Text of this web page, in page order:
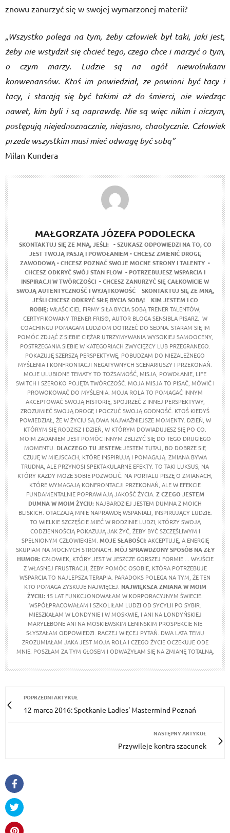
znowu zanurzyć się w swojej wymarzonej materii?
„Wszystko polega na tym, żeby człowiek był taki, jaki jest,
żeby nie wstydził się chcieć tego, czego chce i marzyć o tym,
o czym marzy. Ludzie są na ogół niewolnikami
konwenansów. Ktoś im powiedział, ze powinni być tacy i
tacy, i starają się być takimi aż do śmierci, nie wiedząc
nawet, kim byli i są naprawdę. Nie są więc nikim i niczym,
postępują niejednoznacznie, niejasno, chaotycznie. Człowiek
przede wszystkim musi mieć odwagę być sobą”
Milan Kundera
MAŁGORZATA JÓZEFA PODOLECKA
SKONTAKTUJ SIĘ ZE MNĄ, JEŚLI: - SZUKASZ ODPOWIEDZI NA TO, CO
JEST TWOJĄ PASJĄ I POWOŁANIEM - CHCESZ ZMIENIĆ DROGĘ
ZAWODOWĄ- CHCESZ POZNAĆ SWOJE MOCNE STRONY I TALENTY -
CHCESZ ODKRYĆ SWÓJ STAN FLOW - POTRZEBUJESZ WSPARCIA I
INSPIRACJI W TWÓRCZOŚCI - CHCESZ ZANURZYĆ SIĘ CAŁKOWICIE W
SWOJĄ AUTENTYCZNOŚĆ I WYJĄTKOWOŚĆ
SKONTAKTUJ SIĘ ZE MNĄ,
JEŚLI CHCESZ ODKRYĆ SIŁĘ BYCIA SOBĄ!
KIM JESTEM I CO
ROBIĘ:WŁAŚCICIEL FIRMY SIŁA BYCIA SOBĄ TRENER TALENTÓW,
CERTYFIKOWANY TRENER FRIS®, AUTOR BLOGA SENSIBLA PISARZ. W
COACHINGU POMAGAM LUDZIOM DOTRZEĆ DO SEDNA. STARAM SIĘ IM
POMÓC ZDJĄĆ Z SIEBIE CIĘŻAR UTRZYMYWANIA WYSOKIEJ SAMOOCENY,
POSTRZEGANIA SIEBIE W KATEGORIACH ZWYCIĘZCY LUB PRZEGRANEGO.
POKAZUJĘ SZERSZĄ PERSPEKTYWĘ, POBUDZAM DO NIEZALEŻNEGO
MYŚLENIA I KONFRONTACJI NEGATYWNYCH SCENARIUSZY I PRZEKONAŃ.
MOJE ULUBIONE TEMATY TO TOŻSAMOŚĆ, MISJA, POWOŁANIE, LIFE
SWITCH I SZEROKO POJĘTA TWÓRCZOŚĆ. MOJA MISJA TO PISAĆ, MÓWIĆ I
PROWOKOWAĆ DO MYŚLENIA. MOJA ROLA TO POMAGAĆ INNYM
AKCEPTOWAĆ SWOJĄ HISTORIĘ, SPOJRZEĆ Z INNEJ PERSPEKTYWY,
ZROZUMIEĆ SWOJĄ DROGĘ I POCZUĆ SWOJĄ GODNOŚĆ. KTOŚ KIEDYŚ
POWIEDZIAŁ, ŻE W ŻYCIU SĄ DWA NAJWAŻNIEJSZE MOMENTY. DZIEŃ, W
KTÓRYM SIĘ RODZISZ I DZIEŃ, W KTÓRYM DOWIADUJESZ SIĘ PO CO.
MOIM ZADANIEM JEST POMÓC INNYM ZBLIŻYĆ SIĘ DO TEGO DRUGIEGO
MOMENTU. DLACZEGO TU JESTEM:JESTEM TUTAJ, BO DOBRZE SIĘ
CZUJĘ W MIEJSCACH, KTÓRE INSPIRUJĄ I POMAGAJĄ. ZMIANA BYWA
TRUDNA, ALE PRZYNOSI SPEKTAKULARNE EFEKTY. TO TAKI LUKSUS, NA
KTÓRY KAŻDY MOŻE SOBIE POZWOLIĆ. NA PORTALU PISZĘ O ZMIANACH,
KTÓRE WYMAGAJĄ KONFRONTACJI PRZEKONAŃ, ALE W EFEKCIE
FUNDAMENTALNIE POPRAWIAJĄ JAKOŚĆ ŻYCIA. Z CZEGO JESTEM
DUMNA W MOIM ŻYCIU: NAJBARDZIEJ JESTEM DUMNA Z MOICH
BLISKICH. OTACZAJĄ MNIE NAPRAWDĘ WSPANIALI, INSPIRUJĄCY LUDZIE.
TO WIELKIE SZCZĘŚCIE MIEĆ W RODZINIE LUDZI, KTÓRZY SWOJĄ
CODZIENNOŚCIĄ POKAZUJĄ JAK ŻYĆ, ŻEBY BYĆ SZCZĘŚLIWYM I
SPEŁNIONYM CZŁOWIEKIEM. MOJE SŁABOŚCI:AKCEPTUJĘ, A ENERGIĘ
SKUPIAM NA MOCNYCH STRONACH. MÓJ SPRAWDZONY SPOSÓB NA ZŁY
HUMOR:CZŁOWIEK, KTÓRY JEST W JESZCZE GORSZEJ FORMIE ... WYJŚCIE
Z WŁASNEJ FRUSTRACJI, ŻEBY POMÓC OSOBIE, KTÓRA POTRZEBUJE
WSPARCIA TO NAJLEPSZA TERAPIA. PARADOKS POLEGA NA TYM, ŻE TEN
KTO POMAGA ZYSKUJE NAJWIĘCEJ. NAJWIĘKSZA ZMIANA W MOIM
ŻYCIU: 15 LAT FUNKCJONOWAŁAM W KORPORACYJNYM ŚWIECIE.
WSPÓŁPRACOWAŁAM I SZKOLIŁAM LUDZI OD SYCYLII PO SYBIR.
MIESZKAŁAM W LONDYNIE I W MOSKWIE, I ANI NA LONDYŃSKIEJ
MARYLEBONE ANI NA MOSKIEWSKIM LENINSKIM PROSPEKCIE NIE
SŁYSZAŁAM ODPOWIEDZI. RACZEJ WIĘCEJ PYTAŃ. DWA LATA TEMU
ZROZUMIAŁAM JAKA JEST MOJA ROLA I CZEGO ŻYCIE OCZEKUJE ODE
MNIE. POSZŁAM ZA TYM GŁOSEM I ODWAŻYŁAM SIĘ NA ZMIANĘ TOTALNĄ.
POPRZEDNI ARTYKUŁ
12 marca 2016: Spotkanie Ladies' Mastermind Poznań
NASTĘPNY ARTYKUŁ
Przywileje kontra szacunek